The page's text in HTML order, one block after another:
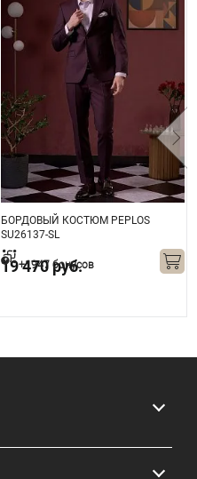
БОРДОВЫЙ КОСТЮМ PEPLOS
SU26137-SL
19 470 руб.
+1947 бонусов